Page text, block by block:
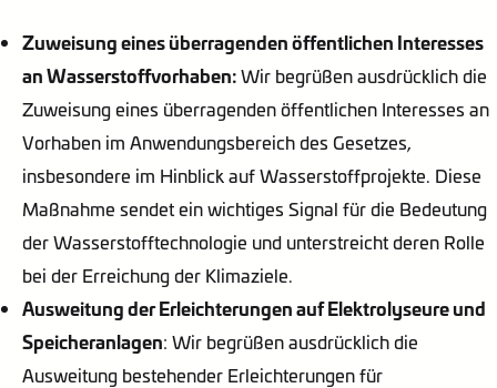
Zuweisung eines überragenden öffentlichen Interesses
an Wasserstoffvorhaben:Wir begrüßen ausdrücklich die
Zuweisung eines überragenden öffentlichen Interesses an
Vorhaben im Anwendungsbereich des Gesetzes,
insbesondere im Hinblick auf Wasserstoffprojekte. Diese
Maßnahme sendet ein wichtiges Signal für die Bedeutung
der Wasserstofftechnologie und unterstreicht deren Rolle
bei der Erreichung der Klimaziele.
Ausweitung der Erleichterungen auf Elektrolyseure und
Speicheranlagen: Wir begrüßen ausdrücklich die
Ausweitung bestehender Erleichterungen für